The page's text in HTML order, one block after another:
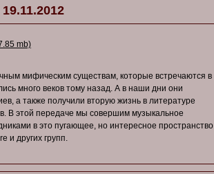
mb)
мифическим существам, которые встречаются в
много веков тому назад. А в наши дни они
а также получили вторую жизнь в литературе
В этой передаче мы совершим музыкальное
в это пугающее, но интересное пространство
и других групп.